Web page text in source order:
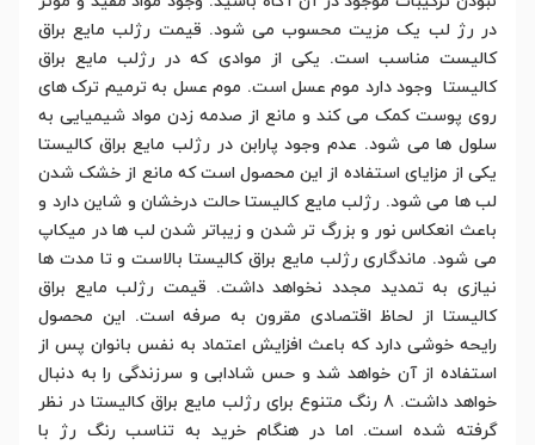
در رژ لب یک مزیت محسوب می شود. قیمت رژلب مایع براق
کالیست مناسب است. یکی از موادی که در رژلب مایع براق
کالیستا وجود دارد موم عسل است. موم عسل به ترمیم ترک های
روی پوست کمک می کند و مانع از صدمه زدن مواد شیمیایی به
سلول ها می شود. عدم وجود پارابن در رژلب مایع براق کالیستا
یکی از مزایای استفاده از این محصول است که مانع از خشک شدن
لب ها می شود. رژلب مایع کالیستا حالت درخشان و شاین دارد و
باعث انعکاس نور و بزرگ تر شدن و زیباتر شدن لب ها در میکاپ
می شود. ماندگاری رژلب مایع براق کالیستا بالاست و تا مدت ها
نیازی به تمدید مجدد نخواهد داشت. قیمت رژلب مایع براق
کالیستا از لحاظ اقتصادی مقرون به صرفه است. این محصول
رایحه خوشی دارد که باعث افزایش اعتماد به نفس بانوان پس از
استفاده از آن خواهد شد و حس شادابی و سرزندگی را به دنبال
خواهد داشت. 8 رنگ متنوع برای رژلب مایع براق کالیستا در نظر
گرفته شده است. اما در هنگام خرید به تناسب رنگ رژ با